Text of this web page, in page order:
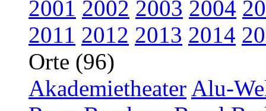
2001 2002 2003 2004
2011 2012 2013 2014
Orte (96)
Akademietheater Alu-